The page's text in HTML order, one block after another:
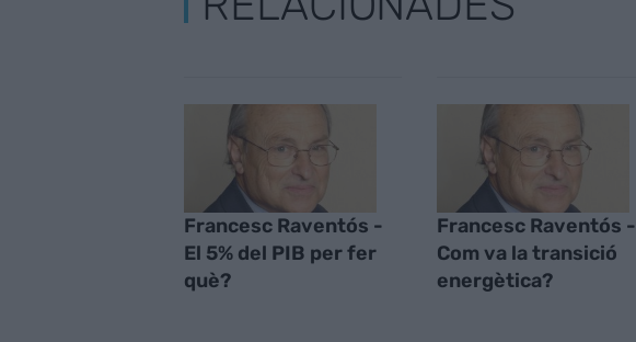
Francesc Raventós -
El 5% del PIB per fer
què?
Francesc Raventós -
Com va la transició
energètica?